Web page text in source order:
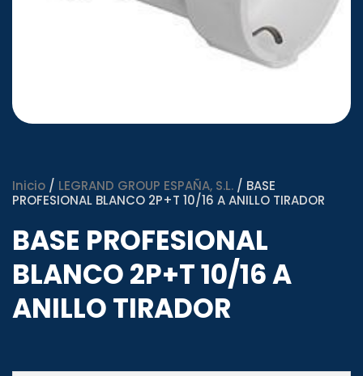
Inicio / LEGRAND GROUP ESPAÑA, S.L. / BASE
PROFESIONAL BLANCO 2P+T 10/16 A ANILLO TIRADOR
BASE PROFESIONAL
BLANCO 2P+T 10/16 A
ANILLO TIRADOR